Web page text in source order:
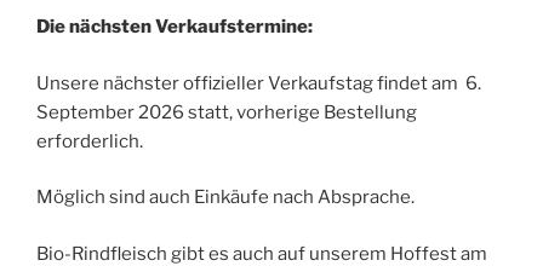
Die nächsten Verkaufstermine:
Unsere nächster offizieller Verkaufstag findet am 6.
September 2026 statt, vorherige Bestellung
erforderlich.
Möglich sind auch Einkäufe nach Absprache.
Bio-Rindfleisch gibt es auch auf unserem Hoffest am